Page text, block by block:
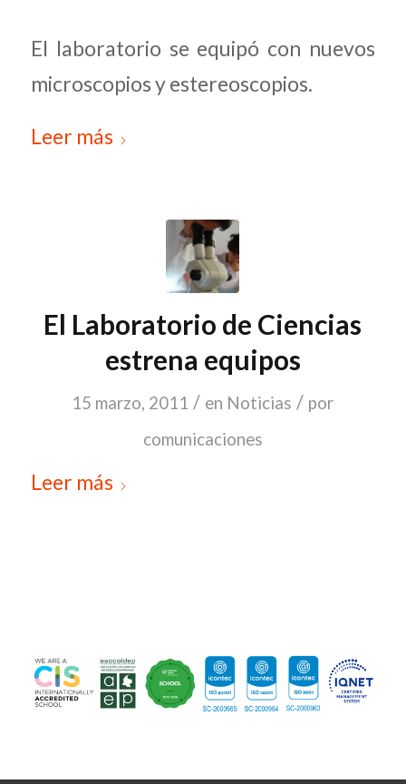
El laboratorio se equipó con nuevos
microscopios y estereoscopios.
Leer más
El Laboratorio de Ciencias
estrena equipos
15 marzo, 2011 / en Noticias / por
comunicaciones
Leer más